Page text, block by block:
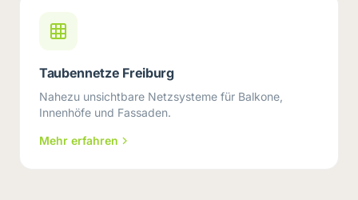
Taubennetze Freiburg
Nahezu unsichtbare Netzsysteme für Balkone,
Innenhöfe und Fassaden.
Mehr erfahren